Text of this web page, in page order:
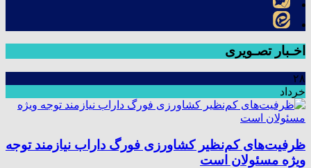
اخـبار تصـویری
۲۸
خرداد
ظرفیت‌های کم‌نظیر کشاورزی فورگ داراب نیازمند توجه
ویژه مسئولان است